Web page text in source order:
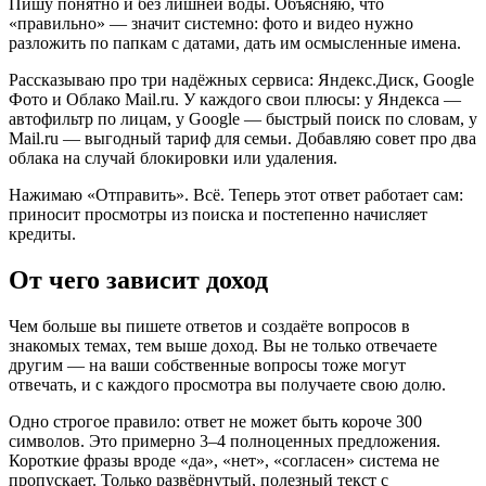
Пишу понятно и без лишней воды. Объясняю, что
«правильно» — значит системно: фото и видео нужно
разложить по папкам с датами, дать им осмысленные имена.
Рассказываю про три надёжных сервиса: Яндекс.Диск, Google
Фото и Облако Mail.ru. У каждого свои плюсы: у Яндекса —
автофильтр по лицам, у Google — быстрый поиск по словам, у
Mail.ru — выгодный тариф для семьи. Добавляю совет про два
облака на случай блокировки или удаления.
Нажимаю «Отправить». Всё. Теперь этот ответ работает сам:
приносит просмотры из поиска и постепенно начисляет
кредиты.
От чего зависит доход
Чем больше вы пишете ответов и создаёте вопросов в
знакомых темах, тем выше доход. Вы не только отвечаете
другим — на ваши собственные вопросы тоже могут
отвечать, и с каждого просмотра вы получаете свою долю.
Одно строгое правило: ответ не может быть короче 300
символов. Это примерно 3–4 полноценных предложения.
Короткие фразы вроде «да», «нет», «согласен» система не
пропускает. Только развёрнутый, полезный текст с